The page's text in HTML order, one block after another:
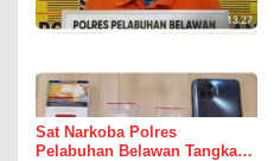
Sat Narkoba Polres
Pelabuhan Belawan Tangkap